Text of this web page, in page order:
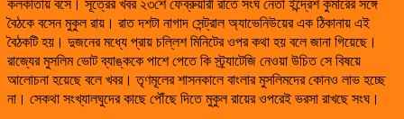
বৈঠকে বসেন মুকুল রায়। রাত দশটা নাগাদ সেন্ট্রাল অ্যাভেনিউয়ের এক ঠিকানায় এই
বৈঠকটি হয়। দুজনের মধ্যে প্রায় চল্লিশ মিনিটের ওপর কথা হয় বলে জানা গিয়েছে।
রাজ্যের মুসলিম ভোট ব্যাঙ্ককে পাশে পেতে কি স্ট্র্যাটেজি নেওয়া উচিত সে বিষয়ে
আলোচনা হয়েছে বলে খবর। তৃণমূলের শাসনকালে বাংলার মুসলিমদের কোনও লাভ হচ্ছে
না। সেকথা সংখ্যালঘুদের কাছে পৌঁছে দিতে মুকুল রায়ের ওপরেই ভরসা রাখছে সংঘ।